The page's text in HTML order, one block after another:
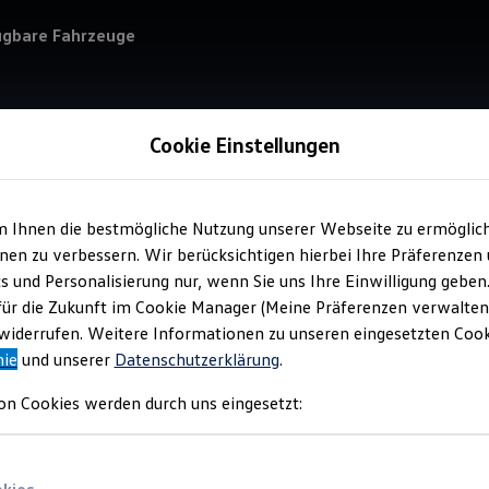
Fahrzeuge
Service
Cookie Einstellungen
Ihnen die bestmögliche Nutzung unserer Webseite zu
zu verbessern. Wir berücksichtigen hierbei Ihre
Personalisierung nur, wenn Sie uns Ihre Einwilligung
die Zukunft im Cookie Manager (Meine Präferenzen
Weitere Informationen zu unseren eingesetzten
und unserer Datenschutzerklärung.
Cookies werden durch uns eingesetzt: